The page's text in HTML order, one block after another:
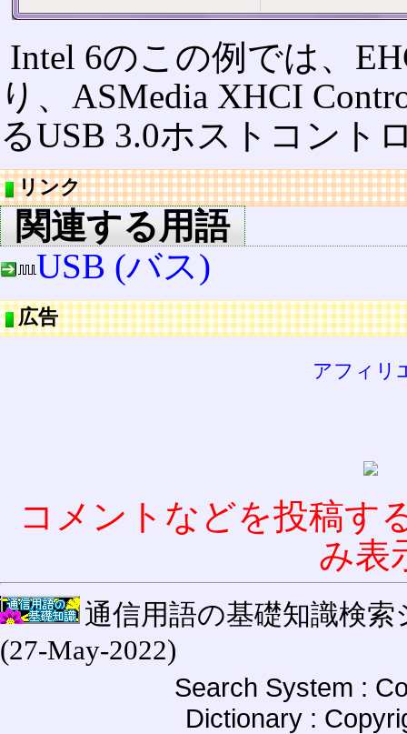
Intel 6のこの例では、
り、ASMedia XHCI
るUSB 3.0ホストコント
リンク
関連する用語
USB (バス)
広告
アフィリ
コメントなどを投稿す
み表
通信用語の基礎知識検索
(27-May-2022)
Search System :
Dictionary :